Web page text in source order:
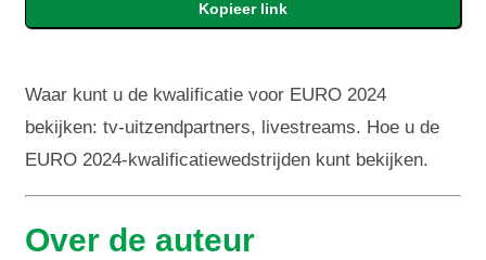
Waar kunt u de kwalificatie voor EURO 2024
bekijken: tv-uitzendpartners, livestreams. Hoe u de
EURO 2024-kwalificatiewedstrijden kunt bekijken.
Over de auteur